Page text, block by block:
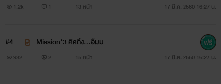
1.2k 1 13 หน้า 17 มี.ค. 2560 16:27 น.
#4 Mission*3 คิดถึง...อืมม
932 2 15 หน้า 17 มี.ค. 2560 16:27 น.